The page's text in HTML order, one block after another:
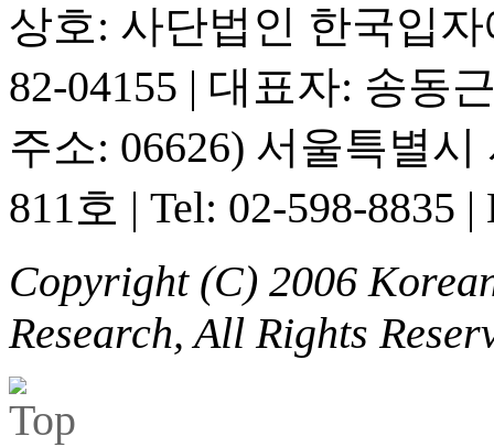
상호: 사단법인 한국입
82-04155 | 대표자: 송동
주소: 06626) 서울특별
811호 | Tel: 02-598-8835 |
Copyright (C) 2006
Research, All Rights